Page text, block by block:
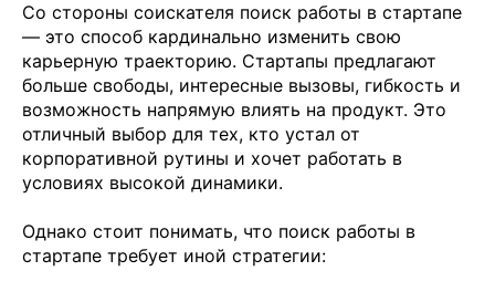
Со стороны соискателя поиск работы в стартапе
— это способ кардинально изменить свою
карьерную траекторию. Стартапы предлагают
больше свободы, интересные вызовы, гибкость и
возможность напрямую влиять на продукт. Это
отличный выбор для тех, кто устал от
корпоративной рутины и хочет работать в
условиях высокой динамики.
Однако стоит понимать, что поиск работы в
стартапе требует иной стратегии: